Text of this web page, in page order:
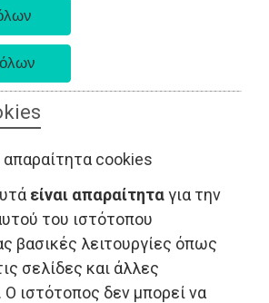
cookies
είναι απαραίτηταγια την
του ιστότοπου
βασικές λειτουργίες όπως
σελίδες και άλλες
Ο ιστότοπος δεν μπορεί να
- Ανατολική Αττική